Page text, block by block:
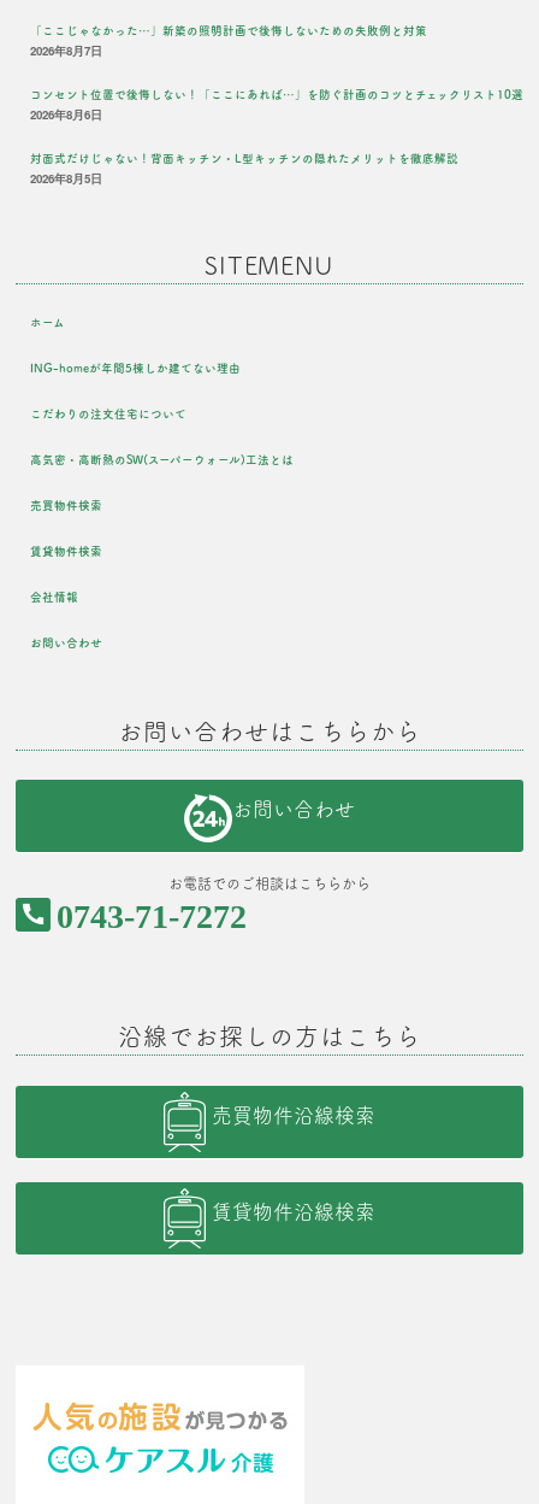
「ここじゃなかった…」新築の照明計画で後悔しないための失敗例と対策
2026年8月7日
コンセント位置で後悔しない！「ここにあれば…」を防ぐ計画のコツとチェックリスト10選
2026年8月6日
対面式だけじゃない！背面キッチン・L型キッチンの隠れたメリットを徹底解説
2026年8月5日
SITEMENU
ホーム
ING-homeが年間5棟しか建てない理由
こだわりの注文住宅について
高気密・高断熱のSW(スーパーウォール)工法とは
売買物件検索
賃貸物件検索
会社情報
お問い合わせ
お問い合わせはこちらから
お問い合わせ
お電話でのご相談はこちらから
0743-71-7272
沿線でお探しの方はこちら
売買物件沿線検索
賃貸物件沿線検索